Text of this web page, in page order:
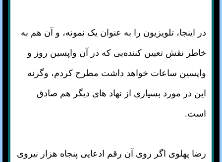
در اینجا، تلویزیون را به عنوان یک نمونه، و آن هم به
خاطر نقش تعیین کننده‌یی که در آن واپسین روز و
واپسین ساعات خواهد داشت مطرح کردم، وگرنه
این در مورد بسیاری از نهاد های دیگر هم صادق
است.
رضا پهلوی اگر روی آن رقم ادعایی پنجاه هزار نیروی